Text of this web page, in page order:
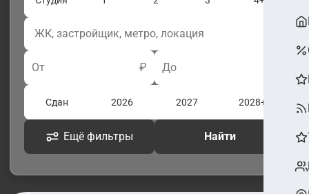
От ₽ До
Сдан 2026 2027 2028+
Ещё фильтры Найти